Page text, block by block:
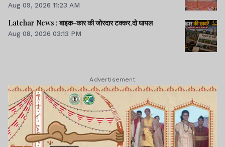
Aug 09, 2026 11:23 AM
Latehar News : बाइक-कार की जोरदार टक्‍कर,दो घायल
Aug 08, 2026 03:13 PM
Advertisement